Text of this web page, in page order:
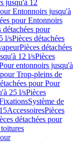
jusqu'à 12
Entonnoirs jusqu'à
pour Entonnoirs
détachées pour
l/sPièces détachées
Pièces détachées
12 l/sPièces
entonnoirs jusqu'à
Trop-pleins de
pour Pour
25 l/sPièces
Système de
AccessoiresPièces
détachées pour